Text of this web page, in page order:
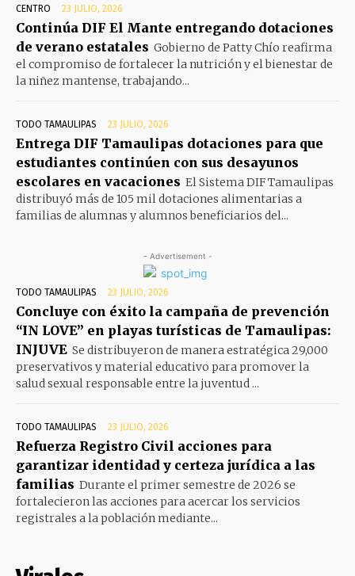
CENTRO 23 JULIO, 2026
Continúa DIF El Mante entregando dotaciones
de verano estatales Gobierno de Patty Chío reafirma
el compromiso de fortalecer la nutrición y el bienestar de
la niñez mantense, trabajando...
TODO TAMAULIPAS 23 JULIO, 2026
Entrega DIF Tamaulipas dotaciones para que
estudiantes continúen con sus desayunos
escolares en vacaciones El Sistema DIF Tamaulipas
distribuyó más de 105 mil dotaciones alimentarias a
familias de alumnas y alumnos beneficiarios del...
- Advertisement -
TODO TAMAULIPAS 23 JULIO, 2026
Concluye con éxito la campaña de prevención
“IN LOVE” en playas turísticas de Tamaulipas:
INJUVE Se distribuyeron de manera estratégica 29,000
preservativos y material educativo para promover la
salud sexual responsable entre la juventud ...
TODO TAMAULIPAS 23 JULIO, 2026
Refuerza Registro Civil acciones para
garantizar identidad y certeza jurídica a las
familias Durante el primer semestre de 2026 se
fortalecieron las acciones para acercar los servicios
registrales a la población mediante...